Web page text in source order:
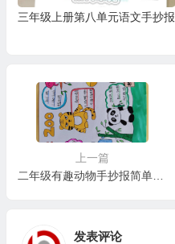
三年级上册第八单元语文手抄报
上一篇
二年级有趣动物手抄报简单又好画
发表评论